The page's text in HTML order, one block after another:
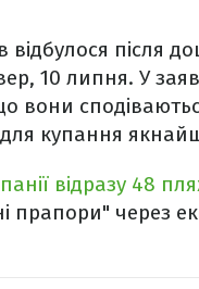
відбулося після
10 липня. У
вони
для купання
відразу 48
прапори" через